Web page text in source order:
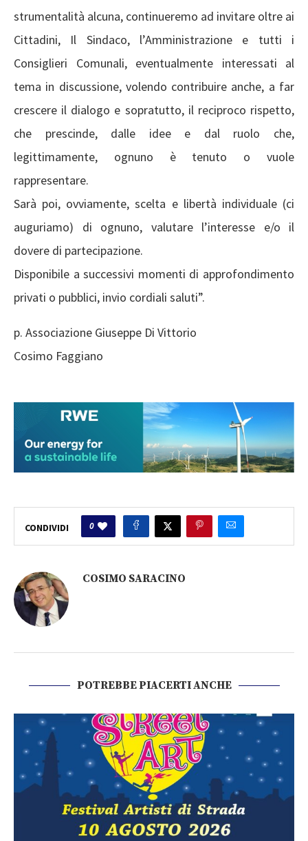
strumentalità alcuna, continueremo ad invitare oltre ai
Cittadini, Il Sindaco, l’Amministrazione e tutti i
Consiglieri Comunali, eventualmente interessati al
tema in discussione, volendo contribuire anche, a far
crescere il dialogo e sopratutto, il reciproco rispetto,
che prescinde, dalle idee e dal ruolo che,
legittimamente, ognuno è tenuto o vuole
rappresentare.
Sarà poi, ovviamente, scelta e libertà individuale (ci
auguriamo) di ognuno, valutare l’interesse e/o il
dovere di partecipazione.
Disponibile a successivi momenti di approfondimento
privati o pubblici, invio cordiali saluti”.
p. Associazione Giuseppe Di Vittorio
Cosimo Faggiano
CONDIVIDI 0
COSIMO SARACINO
POTREBBE PIACERTI ANCHE